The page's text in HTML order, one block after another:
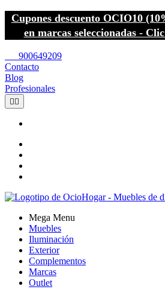
Cupones descuento OCIO10
en marcas seleccionadas -
900649209
Contacto
Blog
Profesionales
 
Mega Menu
Muebles
Iluminación
Exterior
Complementos
Marcas
Outlet